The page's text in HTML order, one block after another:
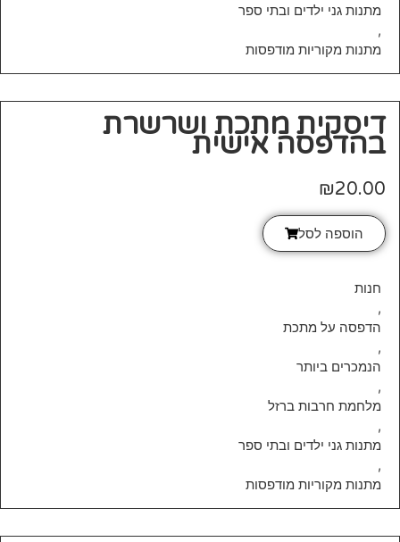
מתנות גני ילדים ובתי ספר
,
מתנות מקוריות מודפסות
דיסקית מתכת ושרשרת
בהדפסה אישית
₪20.00
הוספה לסל
חנות
,
הדפסה על מתכת
,
הנמכרים ביותר
,
מלחמת חרבות ברזל
,
מתנות גני ילדים ובתי ספר
,
מתנות מקוריות מודפסות